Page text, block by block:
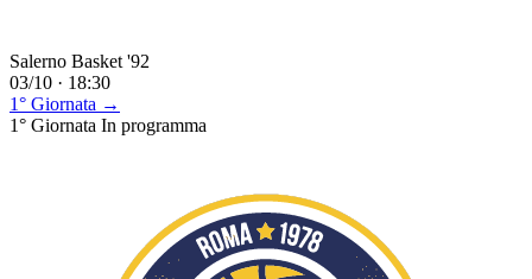
Salerno Basket '92
03/10 · 18:30
1° Giornata →
1° Giornata In programma